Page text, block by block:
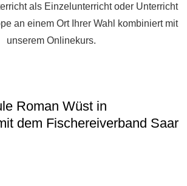
als Einzelunterricht oder Unterricht
an einem Ort Ihrer Wahl kombiniert mit
unserem Onlinekurs.
Roman Wüst in
dem Fischereiverband Saar